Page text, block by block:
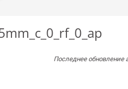
Последнее обновление